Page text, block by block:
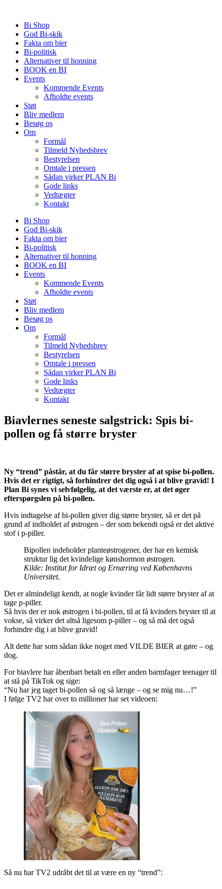
indholdBi Shop
God Bi-skik
Fakta om bier
Bi-politisk
Alternativer til honning
BOOK en BI
Events
Kommende Events
Afholdte events
Støt
Bliv medlem
Besøg os
Om
Formål
Tilmeld Nyhedsbrev
Bestyrelsen
Omtale i pressen
Sådan virker PLAN Bi
Gode links
Vedtægter
Kontakt
Bi Shop
God Bi-skik
Fakta om bier
Bi-politisk
Alternativer til honning
BOOK en BI
Events
Kommende Events
Afholdte events
Støt
Bliv medlem
Besøg os
Om
Formål
Tilmeld Nyhedsbrev
Bestyrelsen
Omtale i pressen
Sådan virker PLAN Bi
Gode links
Vedtægter
Kontakt
Biavlernes seneste salgstrick: Spis bi-
pollen og få større bryster
Ny “trend” påstår, at du får større bryster af at spise bi-pollen.
Hvis det er rigtigt, så forhindrer det dig også i at blive gravid! I
Plan Bi synes vi selvfølgelig, at det værste er, at det øger
efterspørgslen på bi-pollen.
Hvis indtagelse af bi-pollen giver dig større bryster, så er det på
grund af indholdet af østrogen – der som bekendt også er det aktive
stof i p-piller.
Bipollen indeholder planteøstrogener, der har en kemisk
struktur lig det kvindelige kønshormon østrogen.
Kilde: Institut for Idræt og Ernæring ved Københavns
Universitet.
Det er almindeligt kendt, at nogle kvinder får lidt større bryster af at
tage p-piller.
Så hvis der er nok østrogen i bi-pollen, til at få kvinders bryster til at
vokse, så virker det altså ligesom p-piller – og så må det også
forhindre dig i at blive gravid!
Alt dette har som sådan ikke noget med VILDE BIER at gøre – og
dog.
For biavlere har åbenbart betalt en eller anden barmfager teenager til
at stå på TikTok og sige:
“Nu har jeg taget bi-pollen så og så længe – og se mig nu…!”
I følge TV2 har over to millioner har set videoen:
Så nu har TV2 udråbt det til at være en ny “trend”: